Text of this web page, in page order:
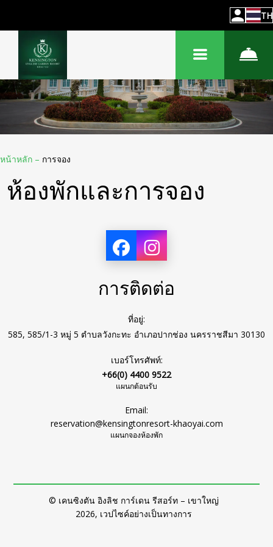
TH
หน้าหลัก – การจอง
ห้องพักและการจอง
การติดต่อ
ที่อยู่:
585, 585/1-3 หมู่ 5 ตำบลวังกะทะ อำเภอปากช่อง นครราชสีมา 30130
เบอร์โทรศัพท์:
+66(0) 4400 9522
แผนกต้อนรับ
Email:
reservation@kensingtonresort-khaoyai.com
แผนกจองห้องพัก
© เคนซิงตัน อิงลิช การ์เดน รีสอร์ท – เขาใหญ่
2026, เวปไซค์อย่างเป็นทางการ